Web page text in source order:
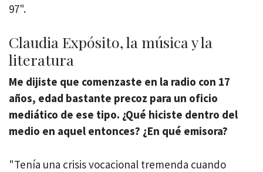
97".
Claudia Expósito, la música y la
literatura
Me dijiste que comenzaste en la radio con 17
años, edad bastante precoz para un oficio
mediático de ese tipo. ¿Qué hiciste dentro del
medio en aquel entonces? ¿En qué emisora?
"Tenía una crisis vocacional tremenda cuando